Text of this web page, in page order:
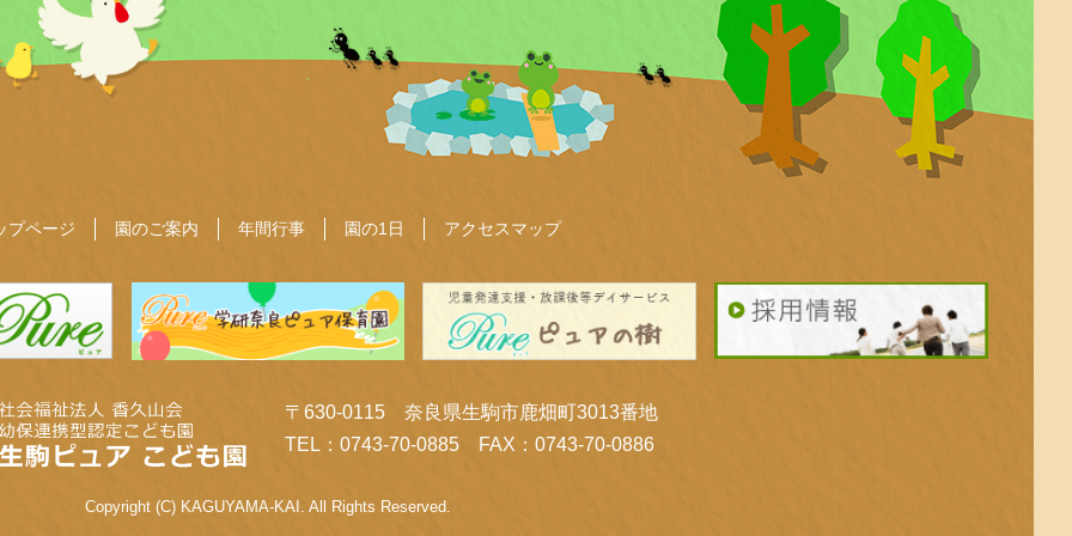
プページ 園のご案内 年間行事 園の1日 アクセスマップ
〒630-0115 奈良県生駒市鹿畑町3013番地
TEL：0743-70-0885 FAX：0743-70-0886
Copyright (C) KAGUYAMA-KAI. All Rights Reserved.